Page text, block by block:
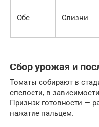
Обе Слизни
Сбор урожая и
Томаты собирают в
спелости, в
Признак готовности —
нажатие пальцем.